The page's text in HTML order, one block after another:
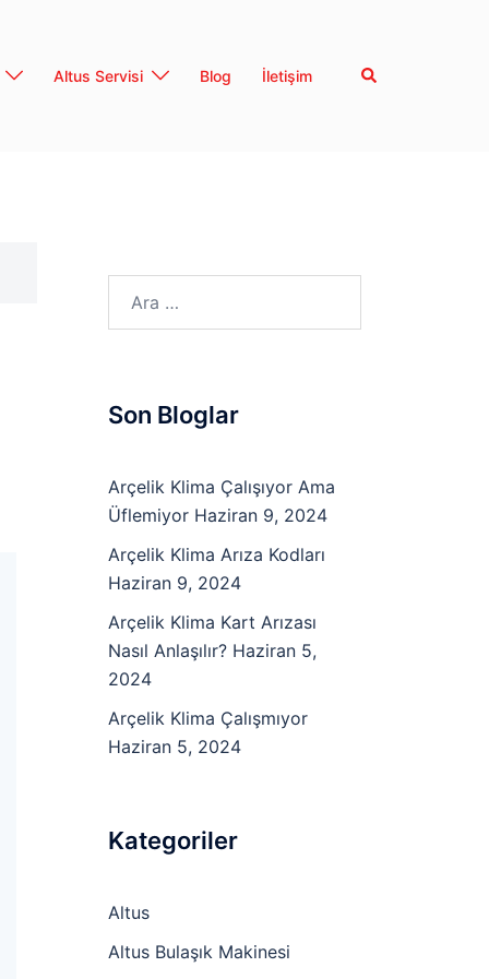
Altus Servisi Blog İletişim Search
Son Bloglar
Arçelik Klima Çalışıyor Ama
Üflemiyor Haziran 9, 2024
Arçelik Klima Arıza Kodları
Haziran 9, 2024
Arçelik Klima Kart Arızası
Nasıl Anlaşılır? Haziran 5,
2024
Arçelik Klima Çalışmıyor
Haziran 5, 2024
Kategoriler
Altus
Altus Bulaşık Makinesi